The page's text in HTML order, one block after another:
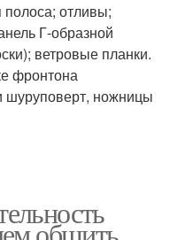
отливы;
Г-образной
ветровые планки.
фронтона
шуруповерт, ножницы